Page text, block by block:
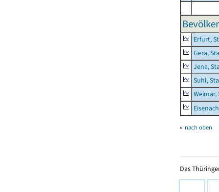
Erfurt,
Gera,
Jena,
Suhl,
Weimar,
▴ nach oben
Das